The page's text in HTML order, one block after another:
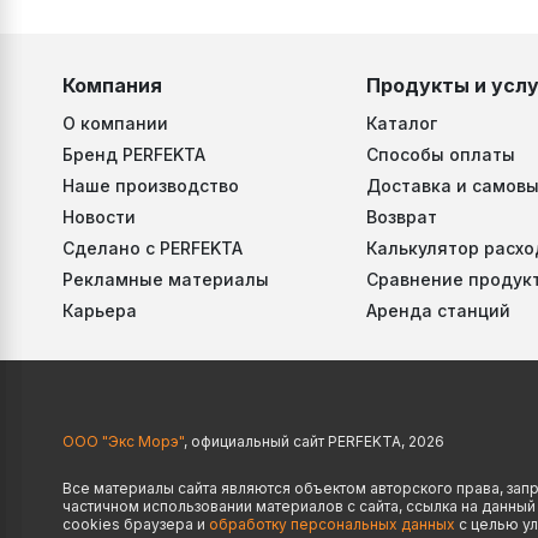
Компания
О компании
Бренд PERFEKTA
Наше производство
Новости
Сделано с PERFEKTA
Рекламные материалы
Карьера
Продукты и
Каталог
Способы оплаты
Доставка и
Возврат
Калькулятор
Сравнение
Аренда станций
ООО "Экс Морэ", официальный сайт PERFEKTA, 2026
Все материалы сайта являются объектом авторского права,
частичном использовании материалов с сайта, ссылка на
cookies браузера и обработку персональных данных с целью